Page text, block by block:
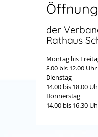
der
Rathaus
Montag bis
8.00 bis 12.00 Uhr
Dienstag
14.00 bis 18.00
Donnerstag
14.00 bis 16.30